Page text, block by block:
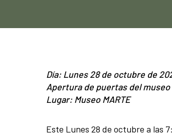
Día: Lunes 28 de octubre de
Apertura de puertas del
Lugar: Museo MARTE
Este Lunes 28 de octubre a las